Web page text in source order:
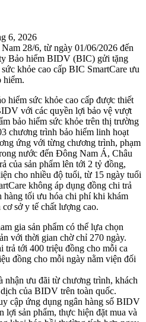
6, 2026
28/6, từ ngày 01/06/2026 đến
Bảo hiểm BIDV (BIC) gửi tặng
khỏe cao cấp BIC SmartCare ưu
hiểm.
hiểm sức khỏe cao cấp được thiết
với các quyền lợi bảo vệ vượt
bảo hiểm sức khỏe trên thị trường
chương trình bảo hiểm linh hoạt
ứng với từng chương trình, phạm
nước đến Đông Nam Á, Châu
của sản phẩm lên tới 2 tỷ đồng,
cho nhiều độ tuổi, từ 15 ngày tuổi
không áp dụng đồng chi trả
hàng tối ưu hóa chi phí khi khám
sở y tế chất lượng cao.
gia sản phẩm có thể lựa chọn
với thời gian chờ chỉ 270 ngày.
trả tới 400 triệu đồng cho mỗi ca
đồng cho mỗi ngày nằm viện đối
ưu đãi từ chương trình, khách
của BIDV trên toàn quốc.
cập ứng dụng ngân hàng số BIDV
lợi sản phẩm, thực hiện đặt mua và